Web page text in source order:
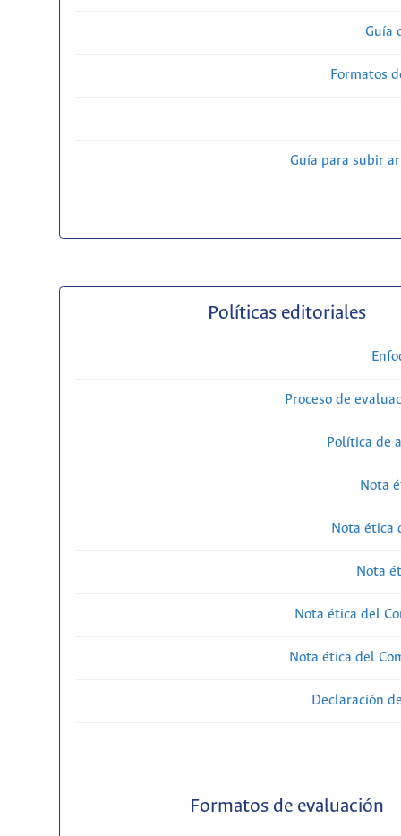
Guía
Formatos
Guía para subir
Políticas editoriales
Proceso de
Política de
Nota
Nota ética
Nota
Nota ética del
Nota ética del
Declaración
Formatos de evaluación